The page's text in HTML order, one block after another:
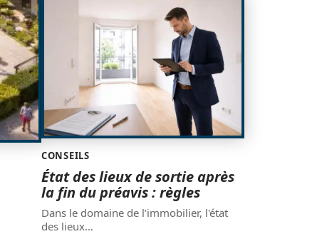
CONSEILS
État des lieux de sortie après
la fin du préavis : règles
Dans le domaine de l’immobilier, l'état
des lieux…